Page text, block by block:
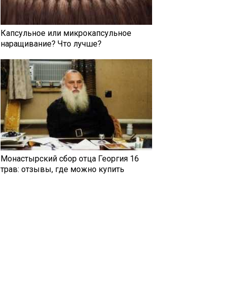
Капсульное или микрокапсульное
наращивание? Что лучше?
Монастырский сбор отца Георгия 16
трав: отзывы, где можно купить